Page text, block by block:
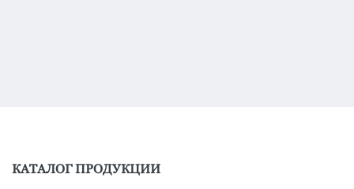
КАТАЛОГ ПРОДУКЦИИ